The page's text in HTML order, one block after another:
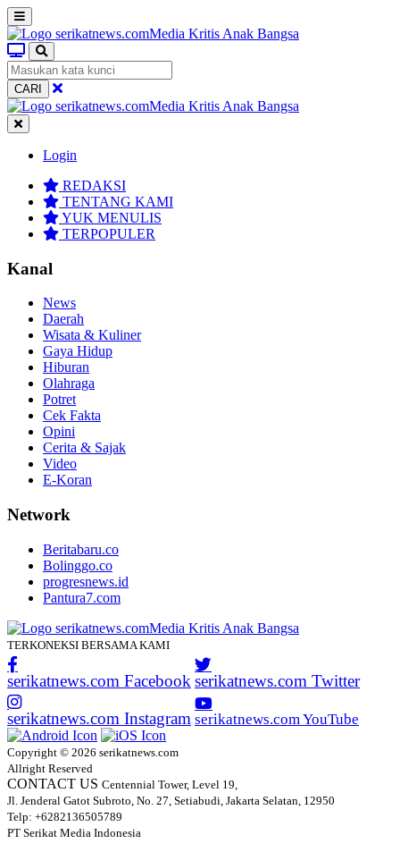
CARI
Login
REDAKSI
TENTANG KAMI
YUK MENULIS
TERPOPULER
Kanal
News
Daerah
Wisata & Kuliner
Gaya Hidup
Hiburan
Olahraga
Potret
Cek Fakta
Opini
Cerita & Sajak
Video
E-Koran
Network
Beritabaru.co
Bolinggo.co
progresnews.id
Pantura7.com
TERKONEKSI BERSAMA KAMI
serikatnews.com Facebook serikatnews.com Twitter
serikatnews.com Instagram serikatnews.com YouTube
Copyright © 2026 serikatnews.com
Allright Reserved
CONTACT US Centennial Tower, Level 19,
Jl. Jenderal Gatot Subroto, No. 27, Setiabudi, Jakarta Selatan, 12950
Telp: +6282136505789
PT Serikat Media Indonesia